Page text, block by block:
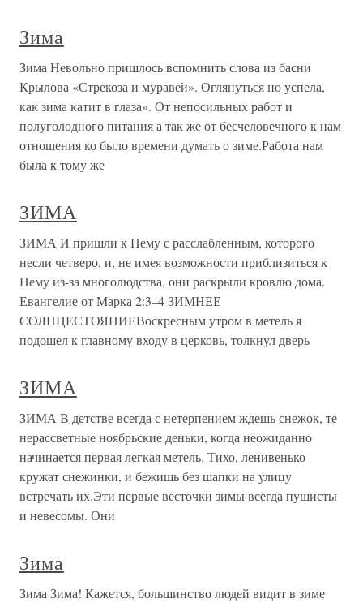
Зима
Зима Невольно пришлось вспомнить слова из басни
Крылова «Стрекоза и муравей». Оглянуться но успела,
как зима катит в глаза». От непосильных работ и
полуголодного питания а так же от бесчеловечного к нам
отношения ко было времени думать о зиме.Работа нам
была к тому же
ЗИМА
ЗИМА И пришли к Нему с расслабленным, которого
несли четверо, и, не имея возможности приблизиться к
Нему из-за многолюдства, они раскрыли кровлю дома.
Евангелие от Марка 2:3–4 ЗИМНЕЕ
СОЛНЦЕСТОЯНИЕВоскресным утром в метель я
подошел к главному входу в церковь, толкнул дверь
ЗИМА
ЗИМА В детстве всегда с нетерпением ждешь снежок, те
нерассветные ноябрьские деньки, когда неожиданно
начинается первая легкая метель. Тихо, ленивенько
кружат снежинки, и бежишь без шапки на улицу
встречать их.Эти первые весточки зимы всегда пушисты
и невесомы. Они
Зима
Зима Зима! Кажется, большинство людей видит в зиме